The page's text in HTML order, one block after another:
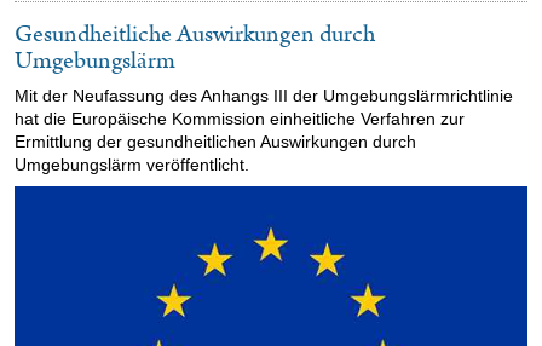
Gesundheitliche Auswirkungen durch
Umgebungslärm
Mit der Neufassung des Anhangs III der Umgebungslärmrichtlinie
hat die Europäische Kommission einheitliche Verfahren zur
Ermittlung der gesundheitlichen Auswirkungen durch
Umgebungslärm veröffentlicht.